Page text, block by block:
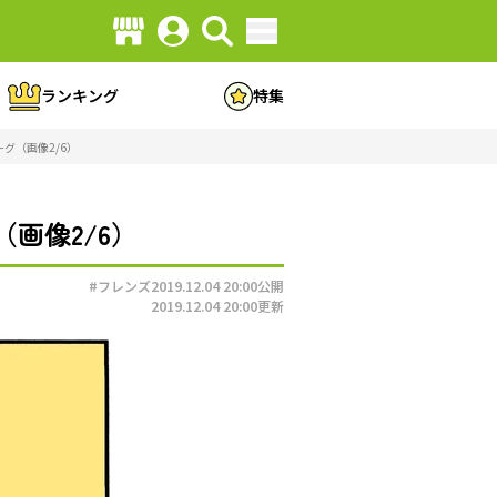
ランキング 特集
（画像2/6）
像2/6）
#フレンズ2019.12.04 20:00公開
2019.12.04 20:00更新